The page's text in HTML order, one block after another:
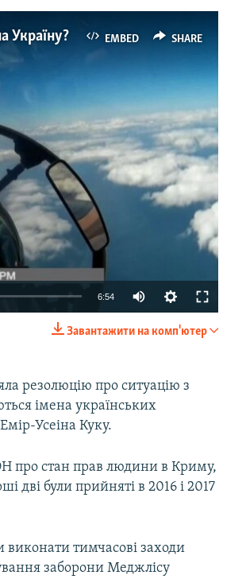
EMBED SHARE
Україну?
available
6:54
Завантажити на комп'ютер
резолюцію про ситуацію з
імена українських
Усеіна Куку.
про стан прав людини в Криму,
дві були прийняті в 2016 і 2017
виконати тимчасові заходи
заборони Меджлісу